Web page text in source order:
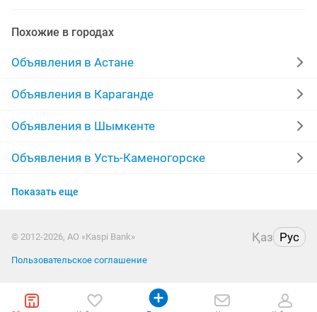
Похожие в городах
Объявления в Астане
Объявления в Караганде
Объявления в Шымкенте
Объявления в Усть-Каменогорске
Объявления в Актобе
Объявления в Павлодаре
Показать еще
© 2012-2026, АО «Kaspi Bank» Қаз Рус
Пользовательское соглашение